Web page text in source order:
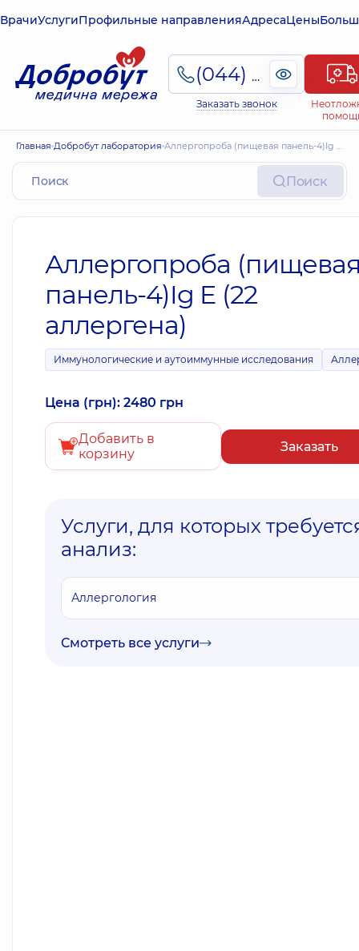
ВрачиУслугиПрофильные направленияАдресаЦены
(044) 495-2-888
Заказать звонок
Главная Добробут лаборатория Аллергопроба (пищевая панель-4)Ig E (22 аллергена)
Поиск
Аллергопроба
панель-4)Ig E (22
аллергена)
Иммунологические и аутоиммунные исследования
Цена (грн): 2480 грн
Добавить в
корзину
Заказать
Услуги, для которых
анализ:
Аллергология
Смотреть все услуги